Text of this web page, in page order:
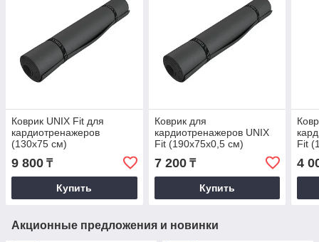
Коврик UNIX Fit для
кардиотренажеров
(130х75 см)
9 800 ₸
Купить
Коврик для
кардиотренажеров UNIX
Fit (190х75х0,5 см)
7 200₸
Купить
Fit
4
Акционные предложения и новинки